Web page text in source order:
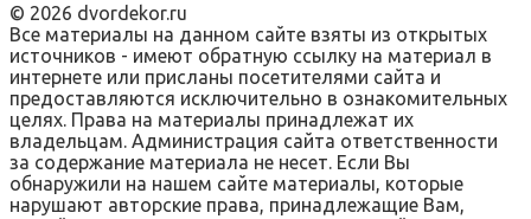
© 2026 dvordekor.ru
Все материалы на данном сайте взяты из открытых
источников - имеют обратную ссылку на материал в
интернете или присланы посетителями сайта и
предоставляются исключительно в ознакомительных
целях. Права на материалы принадлежат их
владельцам. Администрация сайта ответственности
за содержание материала не несет. Если Вы
обнаружили на нашем сайте материалы, которые
нарушают авторские права, принадлежащие Вам,